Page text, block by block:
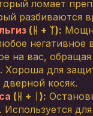
ломает
разбиваются
(ᚺ + ᛉ):
негативное
на вас,
Хороша для
косяк.
(ᚺ + ᛁ):
Используется